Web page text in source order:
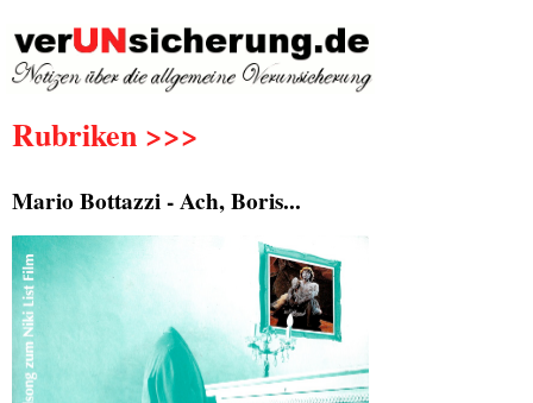
Rubriken >>>
Mario Bottazzi - Ach, Boris...